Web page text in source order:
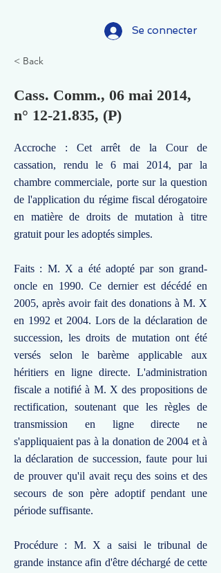
Se connecter
< Back
Cass. Comm., 06 mai 2014,
n° 12-21.835, (P)
Accroche : Cet arrêt de la Cour de
cassation, rendu le 6 mai 2014, par la
chambre commerciale, porte sur la question
de l'application du régime fiscal dérogatoire
en matière de droits de mutation à titre
gratuit pour les adoptés simples.
Faits : M. X a été adopté par son grand-
oncle en 1990. Ce dernier est décédé en
2005, après avoir fait des donations à M. X
en 1992 et 2004. Lors de la déclaration de
succession, les droits de mutation ont été
versés selon le barème applicable aux
héritiers en ligne directe. L'administration
fiscale a notifié à M. X des propositions de
rectification, soutenant que les règles de
transmission en ligne directe ne
s'appliquaient pas à la donation de 2004 et à
la déclaration de succession, faute pour lui
de prouver qu'il avait reçu des soins et des
secours de son père adoptif pendant une
période suffisante.
Procédure : M. X a saisi le tribunal de
grande instance afin d'être déchargé de cette